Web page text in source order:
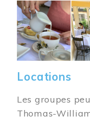
Image
Locations
Les groupes
Thomas-